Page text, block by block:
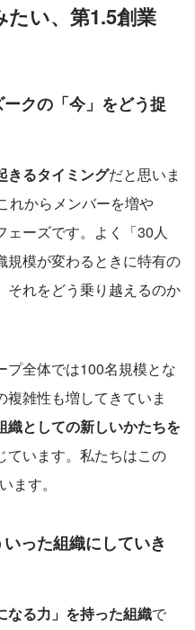
たい、第1.5創業
クの「今」をどう捉
きるタイミングだと思いま
れからメンバーを増や
ェーズです。よく「30人
規模が変わるときに特有の
それをどう乗り越えるのか
プ全体では100名規模とな
複雑性も増してきていま
織としての新しいかたちを
ています。私たちはこの
ます。
った組織にしていき
なる力」を持った組織で